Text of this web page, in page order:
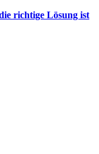
richtige Lösung ist